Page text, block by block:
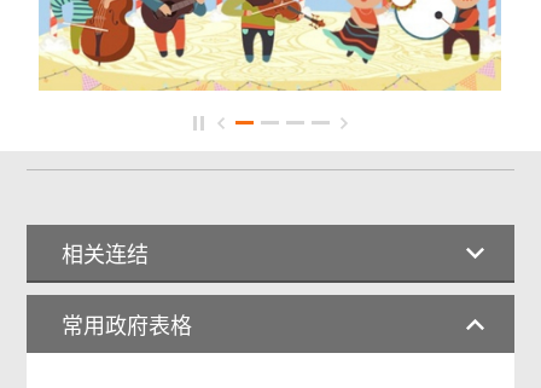
相关连结
常用政府表格